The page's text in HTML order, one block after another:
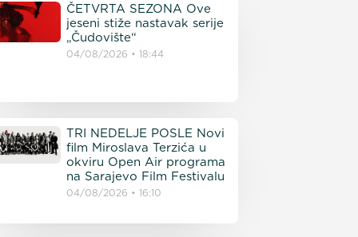
ČETVRTA SEZONA Ove
jeseni stiže nastavak serije
„Čudovište“
04/08/2026 18:44
TRI NEDELJE POSLE Novi
film Miroslava Terzića u
okviru Open Air programa
na Sarajevo Film Festivalu
04/08/2026 16:10